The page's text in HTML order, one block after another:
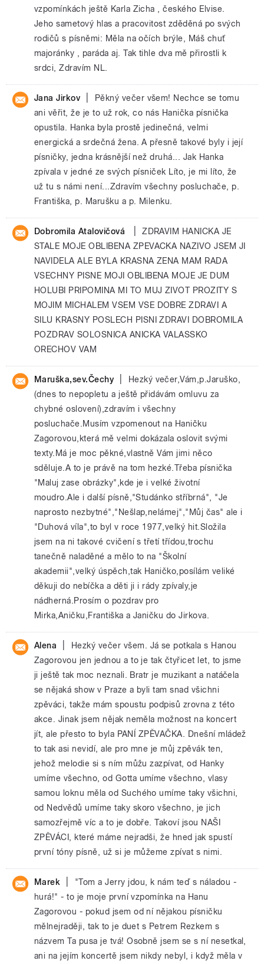
vzpomínkách ještě Karla Zicha , českého Elvise.
Jeho sametový hlas a pracovitost zděděná po svých
rodičů s písněmi: Měla na očích brýle, Máš chuť
majoránky , paráda aj. Tak tihle dva mě přirostli k
srdci, Zdravím NL.
Jana Jirkov
Pěkný večer všem! Nechce se tomu
ani věřit, že je to už rok, co nás Hanička písnička
opustila. Hanka byla prostě jedinečná, velmi
energická a srdečná žena. A přesně takové byly i její
písničky, jedna krásnější než druhá... Jak Hanka
zpívala v jedné ze svých písniček Líto, je mi líto, že
už tu s námi není...Zdravím všechny posluchače, p.
Františka, p. Marušku a p. Milenku.
Dobromila Atalovičová
ZDRAVIM HANICKA JE
STALE MOJE OBLIBENA ZPEVACKA NAZIVO JSEM JI
NAVIDELA ALE BYLA KRASNA ZENA MAM RADA
VSECHNY PISNE MOJI OBLIBENA MOJE JE DUM
HOLUBI PRIPOMINA MI TO MUJ ZIVOT PROZITY S
MOJIM MICHALEM VSEM VSE DOBRE ZDRAVI A
SILU KRASNY POSLECH PISNI ZDRAVI DOBROMILA
POZDRAV SOLOSNICA ANICKA VALASSKO
ORECHOV VAM
Maruška,sev.Čechy
Hezký večer,Vám,p.Jaruško,
(dnes to nepopletu a ještě přidávám omluvu za
chybné oslovení),zdravím i všechny
posluchače.Musím vzpomenout na Haničku
Zagorovou,která mě velmi dokázala oslovit svými
texty.Má je moc pěkné,vlastně Vám jimi něco
sděluje.A to je právě na tom hezké.Třeba písnička
"Maluj zase obrázky",kde je i velké životní
moudro.Ale i další písně,"Studánko stříbrná", "Je
naprosto nezbytné","Nešlap,nelámej","Můj čas" ale i
"Duhová víla",to byl v roce 1977,velký hit.Složila
jsem na ni takové cvičení s třetí třídou,trochu
tanečně naladěné a mělo to na "Školní
akademii",velký úspěch,tak Haničko,posílám veliké
děkuji do nebíčka a děti ji i rády zpívaly,je
nádherná.Prosím o pozdrav pro
Mirka,Aničku,Františka a Janičku do Jirkova.
Alena
Hezký večer všem. Já se potkala s Hanou
Zagorovou jen jednou a to je tak čtyřicet let, to jsme
ji ještě tak moc neznali. Bratr je muzikant a natáčela
se nějaká show v Praze a byli tam snad všichni
zpěváci, takže mám spoustu podpisů zrovna z této
akce. Jinak jsem nějak neměla možnost na koncert
jít, ale přesto to byla PANÍ ZPĚVAČKA. Dnešní mládež
to tak asi nevidí, ale pro mne je můj zpěvák ten,
jehož melodie si s ním můžu zazpívat, od Hanky
umíme všechno, od Gotta umíme všechno, vlasy
samou loknu měla od Suchého umíme taky všichni,
od Nedvědů umíme taky skoro všechno, je jich
samozřejmě víc a to je dobře. Takoví jsou NAŠI
ZPĚVÁCI, které máme nejradši, že hned jak spustí
první tóny písně, už si je můžeme zpívat s nimi.
Marek
"Tom a Jerry jdou, k nám teď s náladou -
hurá!" - to je moje první vzpomínka na Hanu
Zagorovou - pokud jsem od ní nějakou písničku
mělnejraději, tak to je duet s Petrem Rezkem s
názvem Ta pusa je tvá! Osobně jsem se s ní nesetkal,
ani na jejím koncertě jsem nikdy nebyl, i když měla v